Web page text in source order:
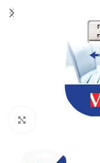
Click to enlarge